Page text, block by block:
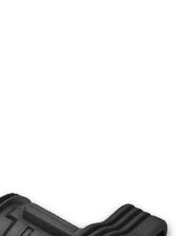
エンジンハ